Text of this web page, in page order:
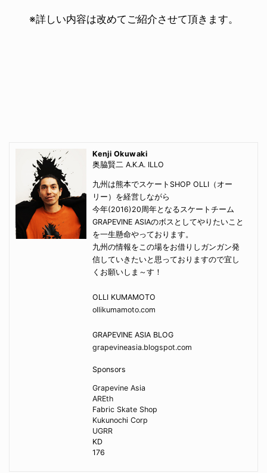
※詳しい内容は改めてご紹介させて頂きます。
Kenji Okuwaki
奥脇賢二 A.K.A. ILLO
九州は熊本でスケートSHOP OLLI（オー
リー）を経営しながら
今年(2016)20周年となるスケートチーム
GRAPEVINE ASIAのボスとしてやりたいこと
を一生懸命やっております。
九州の情報をこの場をお借りしガンガン発
信していきたいと思っておりますので宜し
くお願いしま～す！
OLLI KUMAMOTO
ollikumamoto.com
GRAPEVINE ASIA BLOG
grapevineasia.blogspot.com
Sponsors
Grapevine Asia
AREth
Fabric Skate Shop
Kukunochi Corp
UGRR
KD
176